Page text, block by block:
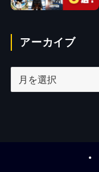
アーカイブ
ー